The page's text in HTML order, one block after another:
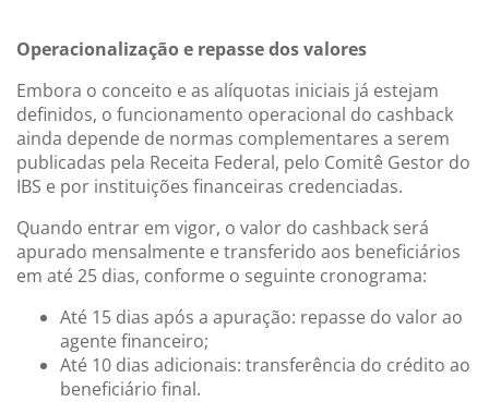
Operacionalização e repasse dos valores
Embora o conceito e as alíquotas iniciais já estejam
definidos, o funcionamento operacional do cashback
ainda depende de normas complementares a serem
publicadas pela Receita Federal, pelo Comitê Gestor do
IBS e por instituições financeiras credenciadas.
Quando entrar em vigor, o valor do cashback será
apurado mensalmente e transferido aos beneficiários
em até 25 dias, conforme o seguinte cronograma:
Até 15 dias após a apuração: repasse do valor ao
agente financeiro;
Até 10 dias adicionais: transferência do crédito ao
beneficiário final.